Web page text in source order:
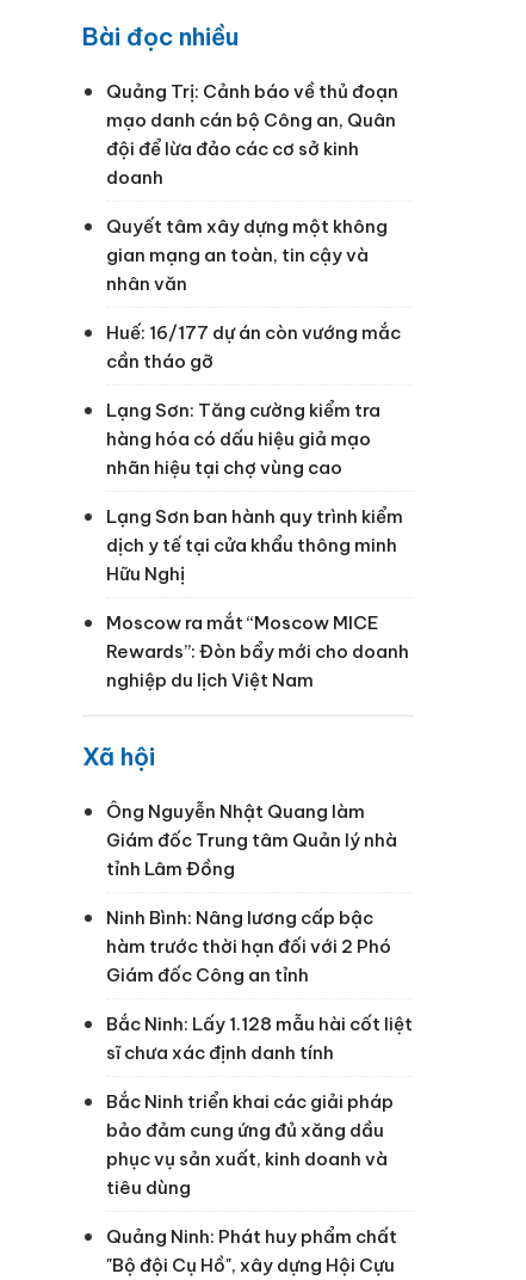
Bài đọc nhiều
Quảng Trị: Cảnh báo về thủ đoạn
mạo danh cán bộ Công an, Quân
đội để lừa đảo các cơ sở kinh
doanh
Quyết tâm xây dựng một không
gian mạng an toàn, tin cậy và
nhân văn
Huế: 16/177 dự án còn vướng mắc
cần tháo gỡ
Lạng Sơn: Tăng cường kiểm tra
hàng hóa có dấu hiệu giả mạo
nhãn hiệu tại chợ vùng cao
Lạng Sơn ban hành quy trình kiểm
dịch y tế tại cửa khẩu thông minh
Hữu Nghị
Moscow ra mắt “Moscow MICE
Rewards”: Đòn bẩy mới cho doanh
nghiệp du lịch Việt Nam
Xã hội
Ông Nguyễn Nhật Quang làm
Giám đốc Trung tâm Quản lý nhà
tỉnh Lâm Đồng
Ninh Bình: Nâng lương cấp bậc
hàm trước thời hạn đối với 2 Phó
Giám đốc Công an tỉnh
Bắc Ninh: Lấy 1.128 mẫu hài cốt liệt
sĩ chưa xác định danh tính
Bắc Ninh triển khai các giải pháp
bảo đảm cung ứng đủ xăng dầu
phục vụ sản xuất, kinh doanh và
tiêu dùng
Quảng Ninh: Phát huy phẩm chất
"Bộ đội Cụ Hồ", xây dựng Hội Cựu